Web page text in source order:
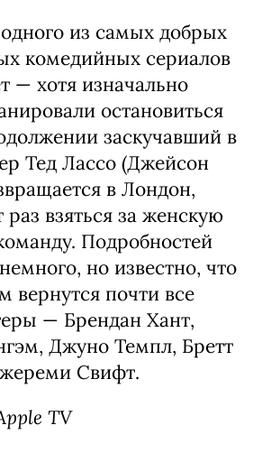
одного из самых добрых
комедийных сериалов
— хотя изначально
остановиться
заскучавший в
Тед Лассо (Джейсон
в Лондон,
раз взяться за женскую
Подробностей
но известно, что
вернутся почти все
— Брендан Хант,
Джуно Темпл, Бретт
Свифт.
TV